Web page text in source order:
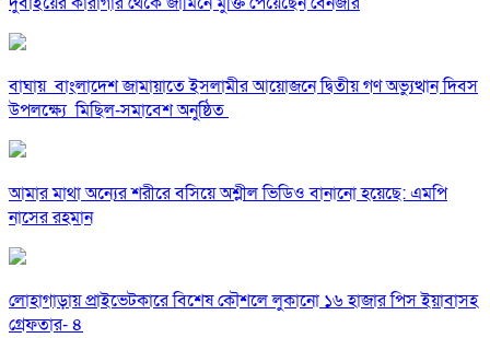
বাঘায় বাংলাদেশ জামায়াতে ইসলামীর আয়োজনে দ্বিতীয় গণ অভ্যুত্থান দিবস
উপলক্ষ্যে মিছিল-সমাবেশ অনুষ্ঠিত
আমার মাথা অন্যের শরীরে বসিয়ে অশ্লীল ভিডিও বানানো হয়েছে: এমপি
নাসের রহমান
লোহাগাড়ায় প্রাইভেটকারে বিশেষ কৌশলে লুকানো ১৬ হাজার পিস ইয়াবাসহ
গ্রেফতার- ৪